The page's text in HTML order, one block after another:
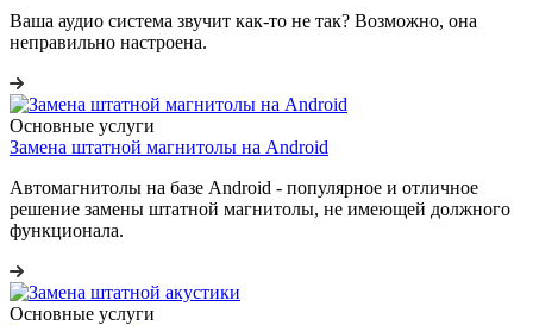
Ваша аудио система звучит как-то не так? Возможно, она
неправильно настроена.
Основные услуги
Замена штатной магнитолы на Android
Автомагнитолы на базе Android - популярное и отличное
решение замены штатной магнитолы, не имеющей должного
функционала.
Основные услуги